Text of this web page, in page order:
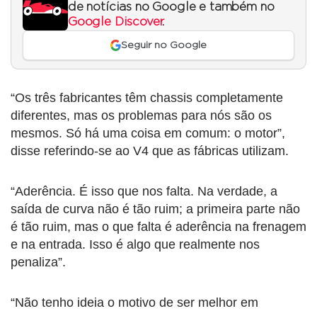
de notícias no Google e também no
Google Discover.
Seguir no Google
“Os três fabricantes têm chassis completamente
diferentes, mas os problemas para nós são os
mesmos. Só há uma coisa em comum: o motor”,
disse referindo-se ao V4 que as fábricas utilizam.
“Aderência. É isso que nos falta. Na verdade, a
saída de curva não é tão ruim; a primeira parte não
é tão ruim, mas o que falta é aderência na frenagem
e na entrada. Isso é algo que realmente nos
penaliza”.
“Não tenho ideia o motivo de ser melhor em